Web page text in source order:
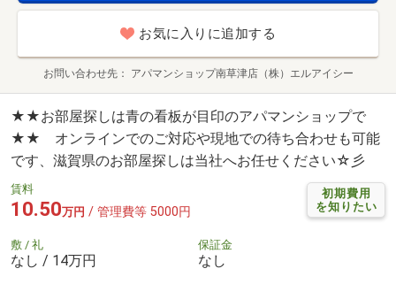
お気に入りに追加する
お問い合わせ先 アパマンショップ南草津店（株）エルアイシー
★★お部屋探しは青の看板が目印のアパマンショップで
★★ オンラインでのご対応や現地での待ち合わせも可能
です、滋賀県のお部屋探しは当社へお任せください☆彡
初期費用
を知りたい
賃料
10.50万円 / 管理費等 5000円
敷 / 礼
なし / 14万円
保証金
なし